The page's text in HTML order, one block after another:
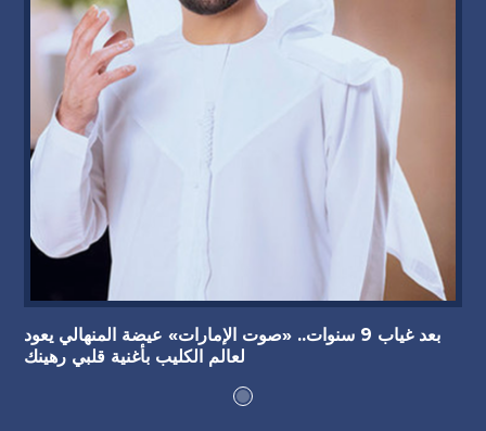
بعد غياب 9 سنوات.. «صوت الإمارات» عيضة المنهالي يعود
لعالم الكليب بأغنية قلبي رهينك